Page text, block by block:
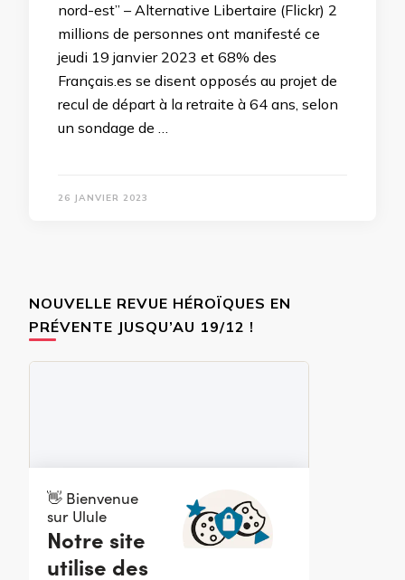
nord-est” – Alternative Libertaire (Flickr) 2
millions de personnes ont manifesté ce
jeudi 19 janvier 2023 et 68% des
Français.es se disent opposés au projet de
recul de départ à la retraite à 64 ans, selon
un sondage de …
26 JANVIER 2023
NOUVELLE REVUE HÉROÏQUES EN
PRÉVENTE JUSQU’AU 19/12 !